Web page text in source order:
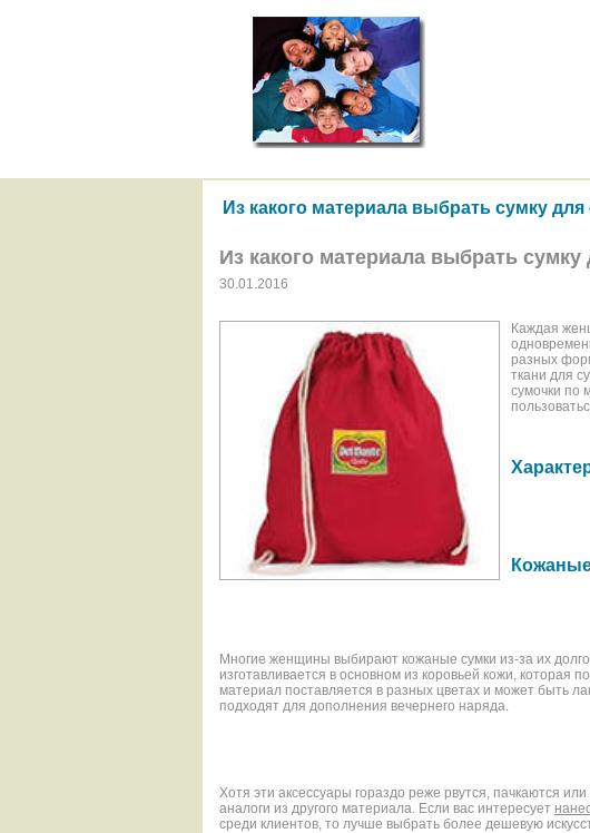
Из какого материала выбрать сумку
Из какого материала выбрать
30.01.2016
Каждая
разных
ткани для
сумочки по
Многие женщины выбирают кожаные сумки из-за их
изготавливается в основном из коровьей кожи, которая
материал поставляется в разных цветах и может быть
подходят для дополнения вечернего наряда.
Хотя эти аксессуары гораздо реже рвутся, пачкаются
аналоги из другого материала. Если вас интересует
среди клиентов, то лучше выбрать более дешевую